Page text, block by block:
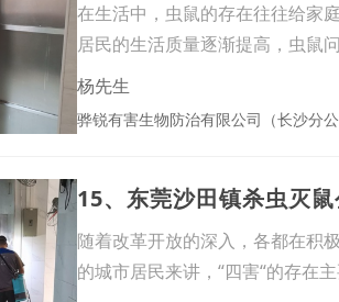
在生活中，虫鼠的存在往往给家
居民的生活质量逐渐提高，虫鼠
播一
杨先生
骅锐有害生物防治有限公司（长沙分公
随着改革开放的深入，各都在积
的城市居民来讲，“四害“的存在